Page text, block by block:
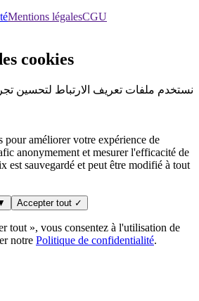
Mentions légalesCGU
cookies
نستخدم ملفات تعريف الارتباط لتحسين
pour améliorer votre expérience de
anonymement et mesurer l'efficacité de
est sauvegardé et peut être modifié à tout
Accepter tout ✓
tout », vous consentez à l'utilisation de
notre Politique de confidentialité.